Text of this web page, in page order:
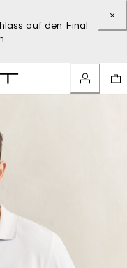
auf den Final